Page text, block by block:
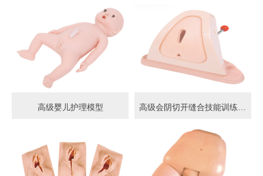
高级婴儿护理模型 高级会阴切开缝合技能训练模型